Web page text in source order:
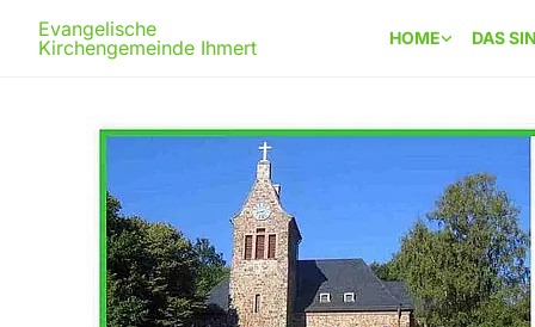
Evangelische
Kirchengemeinde Ihmert
HOME DAS